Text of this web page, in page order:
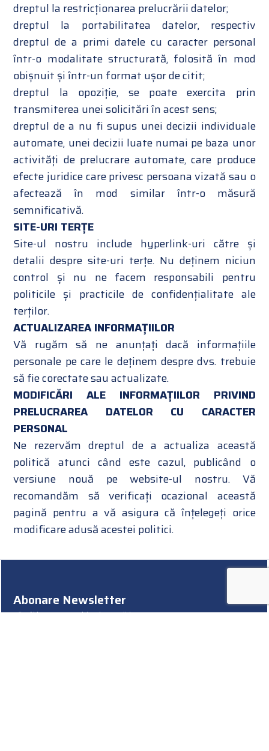
dreptul la restricționarea prelucrării datelor;
dreptul la portabilitatea datelor, respectiv
dreptul de a primi datele cu caracter personal
într-o modalitate structurată, folosită în mod
obișnuit și într-un format ușor de citit;
dreptul la opoziție, se poate exercita prin
transmiterea unei solicitări în acest sens;
dreptul de a nu fi supus unei decizii individuale
automate, unei decizii luate numai pe baza unor
activități de prelucrare automate, care produce
efecte juridice care privesc persoana vizată sau o
afectează în mod similar într-o măsură
semnificativă.
SITE-URI TERȚE
Site-ul nostru include hyperlink-uri către și
detalii despre site-uri terțe. Nu deținem niciun
control și nu ne facem responsabili pentru
politicile și practicile de confidențialitate ale
terților.
ACTUALIZAREA INFORMAȚIILOR
Vă rugăm să ne anunțați dacă informațiile
personale pe care le deținem despre dvs. trebuie
să fie corectate sau actualizate.
MODIFICĂRI ALE INFORMAȚIILOR PRIVIND
PRELUCRAREA DATELOR CU CARACTER
PERSONAL
Ne rezervăm dreptul de a actualiza această
politică atunci când este cazul, publicând o
versiune nouă pe website-ul nostru. Vă
recomandăm să verificați ocazional această
pagină pentru a vă asigura că înțelegeți orice
modificare adusă acestei politici.
Abonare Newsletter
Rămâi la curent cu ultimele noutăți ARIES-TM!